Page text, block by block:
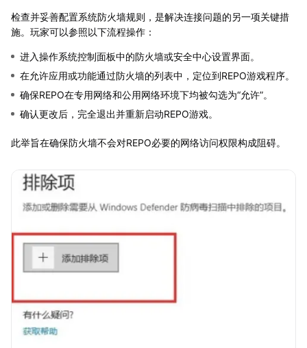
检查并妥善配置系统防火墙规则，是解决连接问题的另一项关键措
施。玩家可以参照以下流程操作：
进入操作系统控制面板中的防火墙或安全中心设置界面。
在允许应用或功能通过防火墙的列表中，定位到REPO游戏程序。
确保REPO在专用网络和公用网络环境下均被勾选为“允许”。
确认更改后，完全退出并重新启动REPO游戏。
此举旨在确保防火墙不会对REPO必要的网络访问权限构成阻碍。